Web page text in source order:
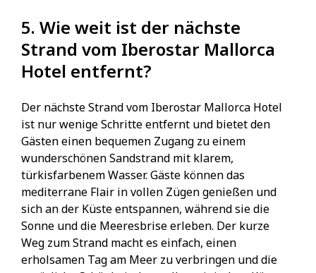
5. Wie weit ist der nächste
Strand vom Iberostar Mallorca
Hotel entfernt?
Der nächste Strand vom Iberostar Mallorca Hotel
ist nur wenige Schritte entfernt und bietet den
Gästen einen bequemen Zugang zu einem
wunderschönen Sandstrand mit klarem,
türkisfarbenem Wasser. Gäste können das
mediterrane Flair in vollen Zügen genießen und
sich an der Küste entspannen, während sie die
Sonne und die Meeresbrise erleben. Der kurze
Weg zum Strand macht es einfach, einen
erholsamen Tag am Meer zu verbringen und die